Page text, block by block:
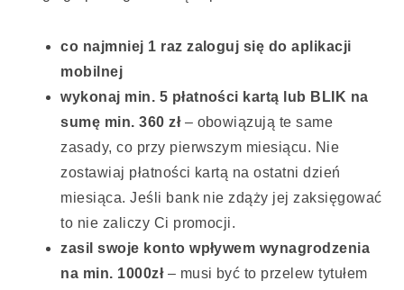
co najmniej 1 raz zaloguj się do aplikacji
mobilnej
wykonaj min. 5 płatności kartą lub BLIK na
sumę min. 360 zł– obowiązują te same
zasady, co przy pierwszym miesiącu. Nie
zostawiaj płatności kartą na ostatni dzień
miesiąca. Jeśli bank nie zdąży jej zaksięgować
to nie zaliczy Ci promocji.
zasil swoje konto wpływem wynagrodzenia
na min. 1000zł – musi być to przelew tytułem